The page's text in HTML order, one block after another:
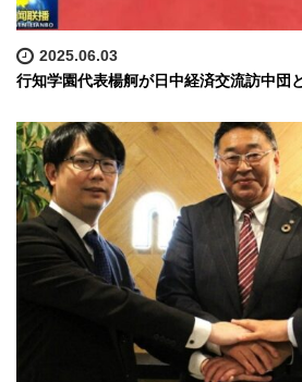
2025.06.03
行知学園代表楊舸が日中経済交流訪中団